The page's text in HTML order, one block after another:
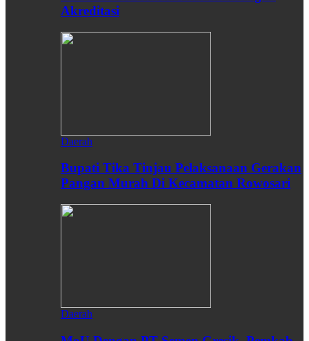
Akreditasi
Daerah
Bupati Tika Tinjau Pelaksanaan Gerakan
Pangan Murah Di Kecamatan Rowosari
Daerah